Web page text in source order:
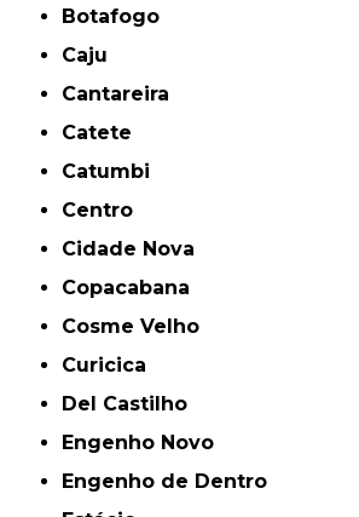
Botafogo
Caju
Cantareira
Catete
Catumbi
Centro
Cidade Nova
Copacabana
Cosme Velho
Curicica
Del Castilho
Engenho Novo
Engenho de Dentro